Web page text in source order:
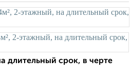
длительный срок, в черте